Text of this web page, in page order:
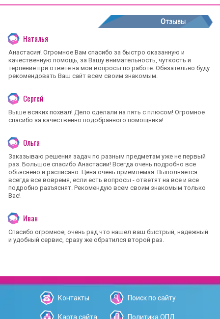
Отзывы
Наталья
Анастасия! Огромное Вам спасибо за быстро оказанную и
качественную помощь, за Вашу внимательность, чуткость и
терпение при ответе на мои вопросы по работе. Обязательно буду
рекомендовать Ваш сайт всем своим знакомым.
Сергей
Выше всяких похвал! Дело сделали на пять с плюсом! Огромное
спасибо за качественно подобранного помощника!
Ольга
Заказываю решения задач по разным предметам уже не первый
раз. Большое спасибо Анастасии! Всегда очень подробно все
объяснено и расписано. Цена очень приемлемая. Выполняется
всегда все вовремя, если есть вопросы - ответят на все и все
подробно разъяснят. Рекомендую всем своим знакомым только
Вас!
Иван
Спасибо огромное, очень рад что нашел ваш быстрый, надежный
и удобный сервис, сразу же обратился второй раз.
Контакты Поиск по сайту
Карта сайта Политика ОПД